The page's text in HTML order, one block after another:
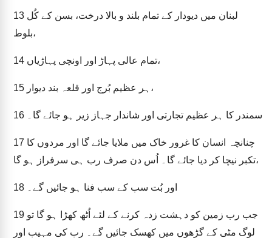
13
بلوط،
14 تمام عالی پہاڑ اور اونچی پہاڑیاں،
15 ہر عظیم بُرج اور قلعہ بند دیوار،
16 سمندر کا ہر عظیم تجارتی اور شاندار جہاز زیر ہو جائے گا۔
17
تکبر نیچا کر دیا جائے گا۔ اُس دن صرف رب ہی سرفراز ہو گا،
18 اور بُت سب کے سب فنا ہو جائیں گے۔
19
لوگ مٹی کے گڑھوں میں کھسک جائیں گے۔ رب کی مہیب اور